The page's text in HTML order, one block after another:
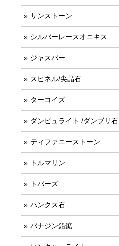
サンストーン
シルバーレースオニキス
ジャスパー
スピネル/尖晶石
ターコイズ
ダンビュライト /ダンブリ石
ティファニーストーン
トルマリン
トパーズ
ハンクス石
バナジン鉛鉱